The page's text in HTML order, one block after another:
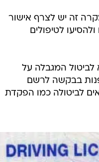
זה יש לצרף אישור
לטיפולים
לביטול המגבלה על
בבקשה לרשם
לביטולה כמו הפקדת